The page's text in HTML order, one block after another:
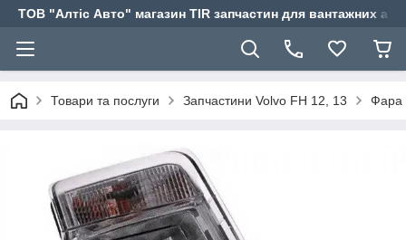
ТОВ "Алтіс Авто" магазин TIR запчастин для вантажних
Товари та послуги Запчастини Volvo FH 12, 13 Фара